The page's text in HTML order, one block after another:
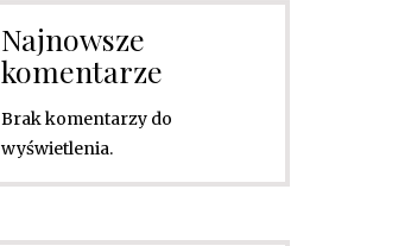
Najnowsze
komentarze
Brak komentarzy do
wyświetlenia.